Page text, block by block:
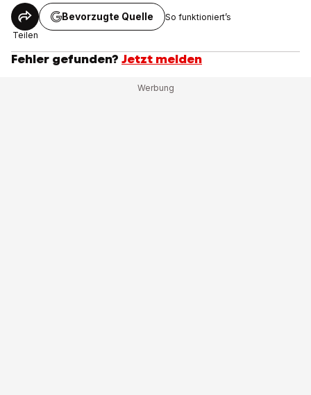
Teilen
Bevorzugte Quelle So funktioniert’s
Fehler gefunden? Jetzt melden